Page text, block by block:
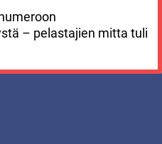
– pelastajien mitta tuli